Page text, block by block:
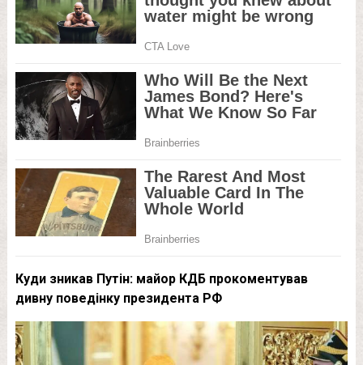
Куди зникав Путін: майор КДБ прокоментував
дивну поведінку президента РФ